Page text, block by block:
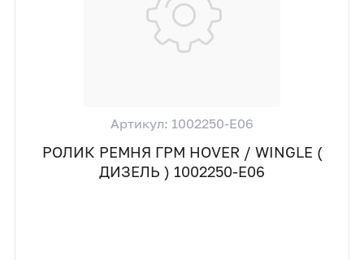
Артикул: 1002250-E06
РОЛИК РЕМНЯ ГРМ HOVER / WINGLE (
ДИЗЕЛЬ ) 1002250-E06